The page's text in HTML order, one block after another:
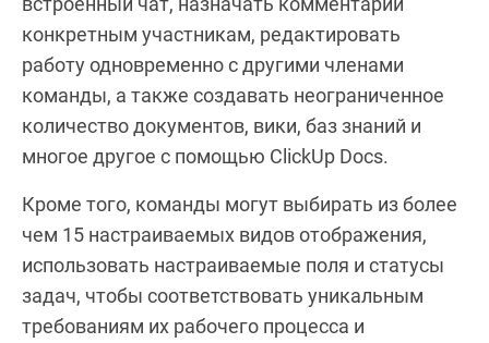
конкретным участникам, редактировать
работу одновременно с другими членами
команды, а также создавать неограниченное
количество документов, вики, баз знаний и
многое другое с помощью ClickUp Docs.
Кроме того, команды могут выбирать из более
чем 15 настраиваемых видов отображения,
использовать настраиваемые поля и статусы
задач, чтобы соответствовать уникальным
требованиям их рабочего процесса и